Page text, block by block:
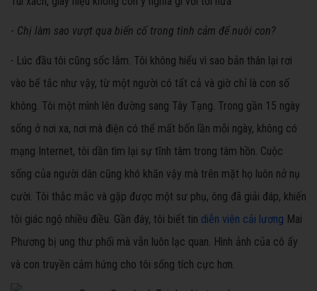
- Chị làm sao vượt qua biến cố trong tình cảm để nuôi con?
- Lúc đầu tôi cũng sốc lắm. Tôi không hiểu vì sao bản thân lại rơi
vào bế tắc như vậy, từ một người có tất cả và giờ chỉ là con số
không. Tôi một mình lên đường sang Tây Tạng. Trong gần 15 ngày
sống ở nơi xa, nơi mà điện có thể mất bốn lần mỗi ngày, không có
mạng Internet, tôi dần tìm lại sự tĩnh tâm trong tâm hồn. Cuộc
sống của người dân cũng khó khăn vậy mà trên mặt họ luôn nở nụ
cười. Tôi thắc mắc và gặp được một sư phụ, ông đã giải đáp, khiến
tôi giác ngộ nhiều điều. Gần đây, tôi biết tin diễn viên cải lương Mai
Phương bị ung thư phổi mà vẫn luôn lạc quan. Hình ảnh của cô ấy
và con truyền cảm hứng cho tôi sống tích cực hơn.